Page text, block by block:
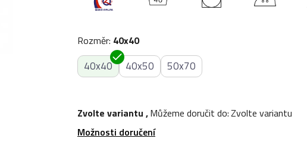
Rozměr: 40x40
40x40 40x50 50x70
Zvolte variantu ,Můžeme doručit do:Zvolte variantu
Možnosti doručení